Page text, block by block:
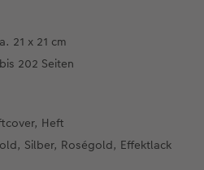
21 x 21 cm
202 Seiten
Heft
Silber, Roségold, Effektlack